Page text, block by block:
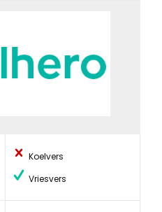
Koelvers
Vriesvers